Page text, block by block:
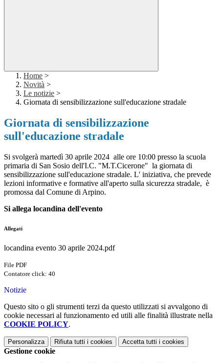
Home >
Novità >
Le notizie >
Giornata di sensibilizzazione sull'educazione stradale
Giornata di sensibilizzazione
sull'educazione stradale
Si svolgerà martedì 30 aprile 2024 alle ore 10:00 presso la scuola
primaria di San Sosio dell'I.C. "M.T.Cicerone" la giornata di
sensibilizzazione sull'educazione stradale. L' iniziativa, che prevede
lezioni informative e formative all'aperto sulla sicurezza stradale, è
promossa dal Comune di Arpino.
Si allega locandina dell'evento
Allegati
locandina evento 30 aprile 2024.pdf
File PDF
Contatore click: 40
Notizie
Questo sito o gli strumenti terzi da questo utilizzati si avvalgono di
cookie necessari al funzionamento ed utili alle finalità illustrate nella
COOKIE POLICY.
Personalizza Rifiuta tutti i cookies Accetta tutti i cookies
Gestione cookie